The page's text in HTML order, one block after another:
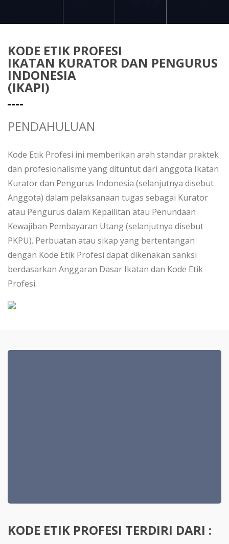
KODE ETIK PROFESI
IKATAN KURATOR DAN PENGURUS
INDONESIA
(IKAPI)
PENDAHULUAN
Kode Etik Profesi ini memberikan arah standar praktek
dan profesionalisme yang dituntut dari anggota Ikatan
Kurator dan Pengurus Indonesia (selanjutnya disebut
Anggota) dalam pelaksanaan tugas sebagai Kurator
atau Pengurus dalam Kepailitan atau Penundaan
Kewajiban Pembayaran Utang (selanjutnya disebut
PKPU). Perbuatan atau sikap yang bertentangan
dengan Kode Etik Profesi dapat dikenakan sanksi
berdasarkan Anggaran Dasar Ikatan dan Kode Etik
Profesi.
KODE ETIK PROFESI TERDIRI DARI :